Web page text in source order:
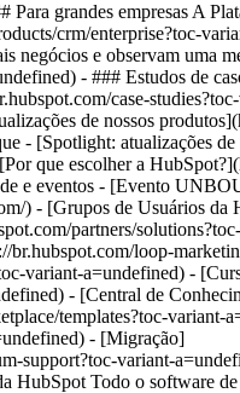
grandes empresas A
crm/enterprise?toc-
negócios e observam uma
- ### Estudos de
case-
de nossos
- [Spotlight: atualizações
que escolher a
e eventos - [Evento
) - [Grupos de Usuários da
partners/
loop-
variant-a=undefined) -
- [Central de
templates?toc-variant-
- [Migração]
support?toc-variant-
br.hubspot.com/use-case/scale-customer-service-support?toc-variant-a=undefined) - [Melhore a retenção](https://br.hubspot.com/use-case/drive-customer-satisfaction?toc-variant-a=undefined) - ## Conteúdo - [Crie conteúdo](https://br.hubspot.com/use-case/create-content-for-customer-journey?toc-variant-a=undefined) - [Gerencie conteúdo](https://br.hubspot.com/use-case/manage-content?toc-variant-a=undefined) - ## Startups e pequenas empresas - [Encontre e alcance clientes](https://br.hubspot.com/use-case/find-and-reach-customers?toc-variant-a=undefined) - [Aumente as vendas e receba pagamentos](https://br.hubspot.com/use-case/grow-sales-and-get-paid-faster?toc-variant-a=undefined) - [Organize os dados do cliente](https://br.hubspot.com/use-case/understand-and-organize-customer-data?toc-variant-a=undefined) - ## Inteligência artificial - [Resolva dúvidas de seus clientes 24/7](https://br.hubspot.com/products/artificial-intelligence/ai-customer-service-agent?toc-variant-a=undefined) - [Automatize a prospecção de vendas](https://br.hubspot.com/products/sales/ai-prospecting-agent?toc-variant-a=undefined) - [Faça uma análise mais rápida de seus clientes](https://br.hubspot.com/products/artificial-intelligence/ai-data-agent?toc-variant-a=undefined) - Por tamanho da equipe - ## Por tamanho da equipe - ![195309752641](https://53.fs1.hubspotusercontent-na1.net/hub/53/hubfs/assets/hubspot.com/global-navigation/2025/Small%20Businesses%20%26%20Start%20ups.webp?width=1035&height=450&name=Small%20Businesses%20%26%20Start%20ups.webp) ### Para pequenas empresas e startups A Plataforma de Clientes Starter da HubSpot ajuda sua startup ou pequena empresa em crescimento a encontrar e conquistar clientes desde o primeiro dia. [Saiba mais sobre a Plataforma de Clientes Starter da HubSpot](https://br.hubspot.com/products/crm/starter?toc-variant-a=undefined) - ![195309752642](https://53.fs1.hubspotusercontent-na1.net/hub/53/hubfs/assets/hubspot.com/global-navigation/2025/Enterprise.webp?width=1035&height=450&name=Enterprise.webp) ### Para grandes empresas A Plataforma de Clientes Enterprise integrada da HubSpot é poderosa e fácil de usar. [Saiba mais sobre a Plataforma de Clientes Enterprise da HubSpot](https://